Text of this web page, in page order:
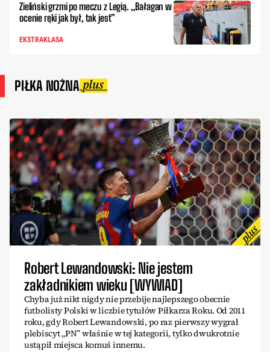
Zieliński grzmi po meczu z Legią. „Bałagan w
ocenie ręki jak był, tak jest”
EKSTRAKLASA
PIŁKA NOŻNA
Robert Lewandowski: Nie jestem
zakładnikiem wieku [WYWIAD]
Chyba już nikt nigdy nie przebije najlepszego obecnie
futbolisty Polski w liczbie tytułów Piłkarza Roku. Od 2011
roku, gdy Robert Lewandowski, po raz pierwszy wygrał
plebiscyt „PN” właśnie w tej kategorii, tylko dwukrotnie
ustąpił miejsca komuś innemu.